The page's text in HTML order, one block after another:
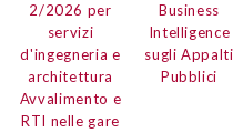
2/2026 per
servizi
d'ingegneria e
architettura
Avvalimento e
RTI nelle gare
Business
Intelligence
sugli Appalti
Pubblici